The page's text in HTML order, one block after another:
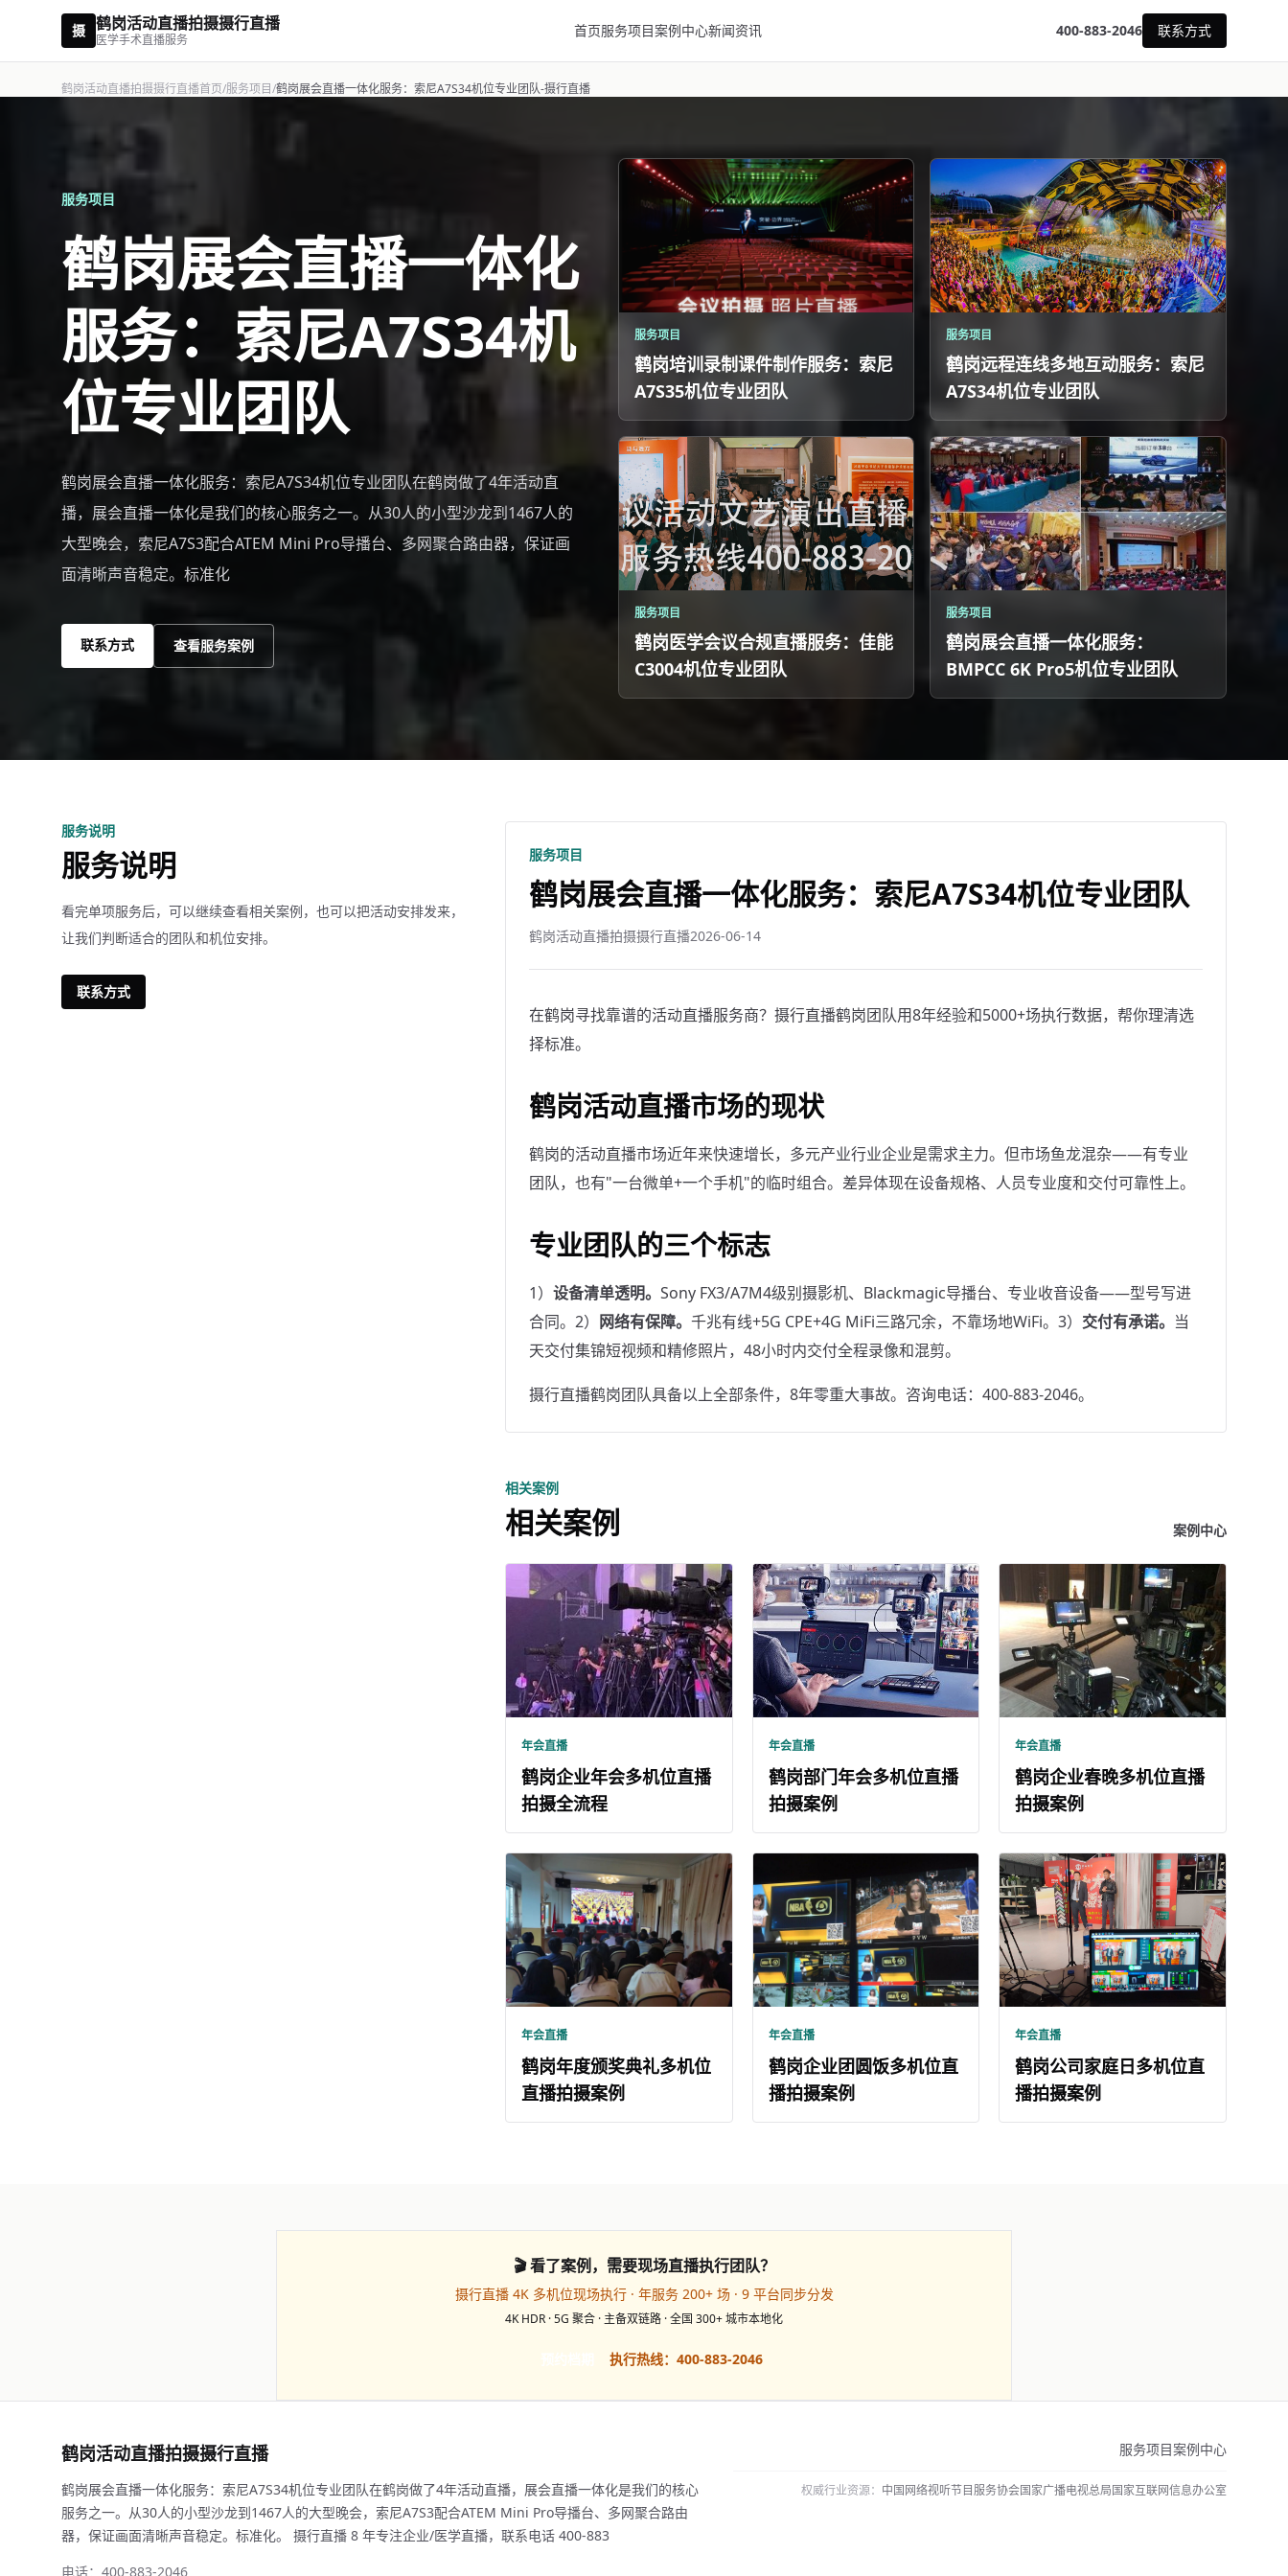
摄 鹤岗活动直播拍摄摄行直播
医学手术直播服务
首页服务项目案例中心新闻资讯 400-883-2046 联系方式
鹤岗活动直播拍摄摄行直播首页/服务项目/鹤岗展会直播一体化服务：索尼A7S34机位专业团队-摄行直播
服务项目
鹤岗展会直播一体化
服务：索尼A7S34机
位专业团队
鹤岗展会直播一体化服务：索尼A7S34机位专业团队在鹤岗做了4年活动直
播，展会直播一体化是我们的核心服务之一。从30人的小型沙龙到1467人的
大型晚会，索尼A7S3配合ATEM Mini Pro导播台、多网聚合路由器，保证画
面清晰声音稳定。标准化
联系方式 查看服务案例
服务项目
鹤岗培训录制课件制作服务：索尼
A7S35机位专业团队
服务项目
鹤岗远程连线多地互动服务：索尼
A7S34机位专业团队
服务项目
鹤岗医学会议合规直播服务：佳能
C3004机位专业团队
服务项目
鹤岗展会直播一体化服务：
BMPCC 6K Pro5机位专业团队
服务说明
服务说明
看完单项服务后，可以继续查看相关案例，也可以把活动安排发来，
让我们判断适合的团队和机位安排。
联系方式
服务项目
鹤岗展会直播一体化服务：索尼A7S34机位专业团队
鹤岗活动直播拍摄摄行直播2026-06-14
在鹤岗寻找靠谱的活动直播服务商？摄行直播鹤岗团队用8年经验和5000+场执行数据，帮你理清选
择标准。
鹤岗活动直播市场的现状
鹤岗的活动直播市场近年来快速增长，多元产业行业企业是需求主力。但市场鱼龙混杂——有专业
团队，也有"一台微单+一个手机"的临时组合。差异体现在设备规格、人员专业度和交付可靠性上。
专业团队的三个标志
1）设备清单透明。Sony FX3/A7M4级别摄影机、Blackmagic导播台、专业收音设备——型号写进
合同。2） 网络有保障。千兆有线+5G CPE+4G MiFi三路冗余，不靠场地WiFi。3） 交付有承诺。 当
天交付集锦短视频和精修照片，48小时内交付全程录像和混剪。
摄行直播鹤岗团队具备以上全部条件，8年零重大事故。咨询电话：400-883-2046。
相关案例
相关案例 案例中心
年会直播
鹤岗企业年会多机位直播
拍摄全流程
年会直播
鹤岗部门年会多机位直播
拍摄案例
年会直播
鹤岗企业春晚多机位直播
拍摄案例
年会直播
鹤岗年度颁奖典礼多机位
直播拍摄案例
年会直播
鹤岗企业团圆饭多机位直
播拍摄案例
年会直播
鹤岗公司家庭日多机位直
播拍摄案例
🎬 看了案例，需要现场直播执行团队？
摄行直播 4K 多机位现场执行 · 年服务 200+ 场 · 9 平台同步分发
4K HDR · 5G 聚合 · 主备双链路 · 全国 300+ 城市本地化
执行热线：400-883-2046
鹤岗活动直播拍摄摄行直播
鹤岗展会直播一体化服务：索尼A7S34机位专业团队在鹤岗做了4年活动直播，展会直播一体化是我们的核心
服务之一。从30人的小型沙龙到1467人的大型晚会，索尼A7S3配合ATEM Mini Pro导播台、多网聚合路由
器，保证画面清晰声音稳定。标准化。 摄行直播 8 年专注企业/医学直播，联系电话 400-883
电话：400-883-2046
服务项目案例中心
权威行业资源： 中国网络视听节目服务协会国家广播电视总局国家互联网信息办公室